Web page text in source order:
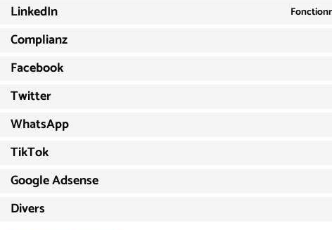
LinkedIn
Complianz
Facebook
Twitter
WhatsApp
TikTok
Google Adsense
Divers